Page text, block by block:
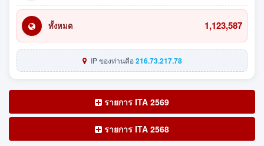
ทั้งหมด 1,123,587
IP ของท่านคือ216.73.217.78
รายการ ITA 2569
รายการ ITA 2568